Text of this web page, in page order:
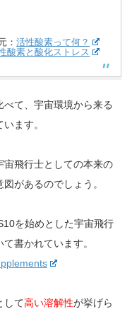
：活性酸素って何？
酸素と酸化ストレス
て、宇宙環境から来る
ます。
宙飛行士としての本来の
があるのでしょう。
を始めとした宇宙飛行
書かれています。
して高い溶解性が挙げら